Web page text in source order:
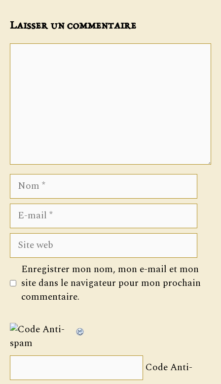
Laisser un commentaire
Nom
E-
mail
Site
web
Enregistrer mon nom, mon e-mail et mon
site dans le navigateur pour mon prochain
commentaire.
Code Anti-